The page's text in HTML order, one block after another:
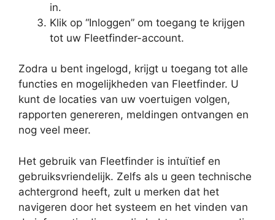
in.
Klik op “Inloggen” om toegang te krijgen
tot uw Fleetfinder-account.
Zodra u bent ingelogd, krijgt u toegang tot alle
functies en mogelijkheden van Fleetfinder. U
kunt de locaties van uw voertuigen volgen,
rapporten genereren, meldingen ontvangen en
nog veel meer.
Het gebruik van Fleetfinder is intuïtief en
gebruiksvriendelijk. Zelfs als u geen technische
achtergrond heeft, zult u merken dat het
navigeren door het systeem en het vinden van